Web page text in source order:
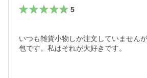
5
いつも雑貨小物しか注文していません
包です。私はそれが大好きです。